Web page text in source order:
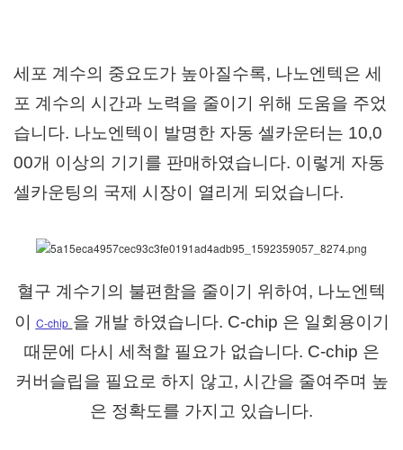
세포 계수의 중요도가 높아질수록, 나노엔텍은 세
포 계수의 시간과 노력을 줄이기 위해 도움을 주었
습니다. 나노엔텍이 발명한 자동 셀카운터는 10,0
00개 이상의 기기를 판매하였습니다. 이렇게 자동
셀카운팅의 국제 시장이 열리게 되었습니다.
혈구 계수기의 불편함을 줄이기 위하여, 나노엔텍
이
C-chip 을 개발 하였습니다. C-chip 은 일회용이기
때문에 다시 세척할 필요가 없습니다. C-chip 은
커버슬립을 필요로 하지 않고, 시간을 줄여주며 높
은 정확도를 가지고 있습니다.